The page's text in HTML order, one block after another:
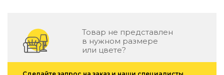
Предметы интерьера
Зеркала
Ковры
Товар не представлен
в нужном размере
или цвете?